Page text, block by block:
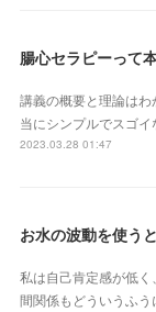
講義の概要と理論は
当にシンプルでスゴ
2023.03.28 01:47
私は自己肯定感が低
間関係もどういうふ